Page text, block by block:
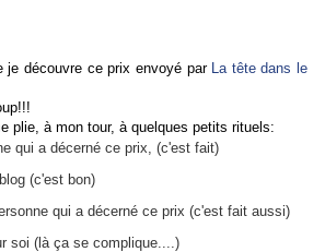
je découvre ce prix envoyé par
La tête dans le
plie, à mon tour, à quelques petits rituels:
qui a décerné ce prix, (c'est fait)
(c'est bon)
qui a décerné ce prix (c'est fait aussi)
soi (là ça se complique....)